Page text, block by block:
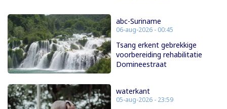
abc-Suriname
06-aug-2026 - 00:45
Tsang erkent gebrekkige
voorbereiding rehabilitatie
Domineestraat
waterkant
05-aug-2026 - 23:59